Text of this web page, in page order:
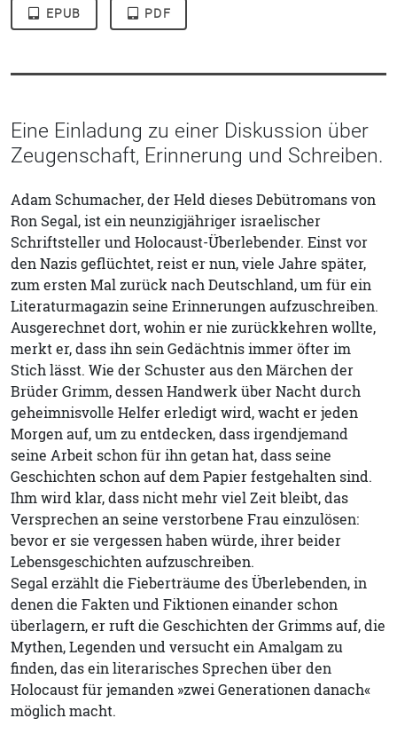
EPUB PDF
Eine Einladung zu einer Diskussion über
Zeugenschaft, Erinnerung und Schreiben.
Adam Schumacher, der Held dieses Debütromans von
Ron Segal, ist ein neunzigjähriger israelischer
Schriftsteller und Holocaust-Überlebender. Einst vor
den Nazis geflüchtet, reist er nun, viele Jahre später,
zum ersten Mal zurück nach Deutschland, um für ein
Literaturmagazin seine Erinnerungen aufzuschreiben.
Ausgerechnet dort, wohin er nie zurückkehren wollte,
merkt er, dass ihn sein Gedächtnis immer öfter im
Stich lässt. Wie der Schuster aus den Märchen der
Brüder Grimm, dessen Handwerk über Nacht durch
geheimnisvolle Helfer erledigt wird, wacht er jeden
Morgen auf, um zu entdecken, dass irgendjemand
seine Arbeit schon für ihn getan hat, dass seine
Geschichten schon auf dem Papier festgehalten sind.
Ihm wird klar, dass nicht mehr viel Zeit bleibt, das
Versprechen an seine verstorbene Frau einzulösen:
bevor er sie vergessen haben würde, ihrer beider
Lebensgeschichten aufzuschreiben.
Segal erzählt die Fieberträume des Überlebenden, in
denen die Fakten und Fiktionen einander schon
überlagern, er ruft die Geschichten der Grimms auf, die
Mythen, Legenden und versucht ein Amalgam zu
finden, das ein literarisches Sprechen über den
Holocaust für jemanden »zwei Generationen danach«
möglich macht.